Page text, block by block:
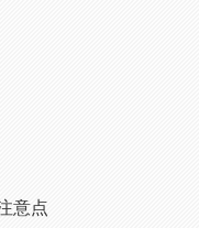
意点